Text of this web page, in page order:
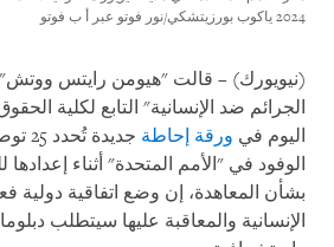
2024 ياكوب بورزيتشكي/نور فوتو عبر أ ب فوتو
(نيويورك) – قالت "هيومن رايتس
الجرائم ضد الإنسانية" التابع لكلية
اليوم في ورقة إحاطة
الوفود في "الأمم المتحدة" أثناء
بشأن المعاهدة، إن وضع اتفاقية دولية
الإنسانية والمعاقبة عليها سيتطلب